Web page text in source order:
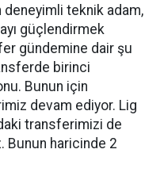
deneyimli teknik adam,
güçlendirmek
gündemine dair şu
birinci
Bunun için
devam ediyor. Lig
transferimizi de
Bunun haricinde 2